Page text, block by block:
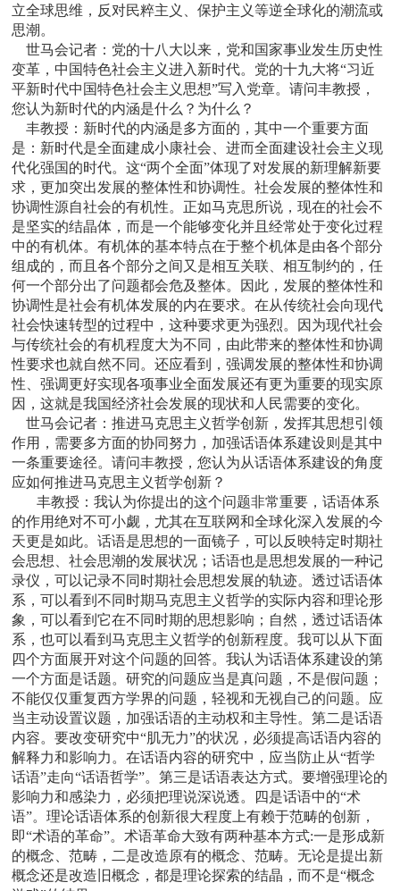
立全球思维，反对民粹主义、保护主义等逆全球化的潮流或
思潮。
世马会记者： 党的十八大以来，党和国家事业发生历史性
变革，中国特色社会主义进入新时代。党的十九大将“习近
平新时代中国特色社会主义思想”写入党章。请问丰教授，
您认为新时代的内涵是什么？为什么？
丰教授： 新时代的内涵是多方面的，其中一个重要方面
是：新时代是全面建成小康社会、进而全面建设社会主义现
代化强国的时代。这“两个全面”体现了对发展的新理解新要
求，更加突出发展的整体性和协调性。社会发展的整体性和
协调性源自社会的有机性。正如马克思所说，现在的社会不
是坚实的结晶体，而是一个能够变化并且经常处于变化过程
中的有机体。有机体的基本特点在于整个机体是由各个部分
组成的，而且各个部分之间又是相互关联、相互制约的，任
何一个部分出了问题都会危及整体。因此，发展的整体性和
协调性是社会有机体发展的内在要求。在从传统社会向现代
社会快速转型的过程中，这种要求更为强烈。因为现代社会
与传统社会的有机程度大为不同，由此带来的整体性和协调
性要求也就自然不同。还应看到，强调发展的整体性和协调
性、强调更好实现各项事业全面发展还有更为重要的现实原
因，这就是我国经济社会发展的现状和人民需要的变化。
世马会记者：推进马克思主义哲学创新，发挥其思想引领
作用，需要多方面的协同努力，加强话语体系建设则是其中
一条重要途径。请问丰教授，您认为从话语体系建设的角度
应如何推进马克思主义哲学创新？
丰教授：我认为你提出的这个问题非常重要，话语体系
的作用绝对不可小觑，尤其在互联网和全球化深入发展的今
天更是如此。话语是思想的一面镜子，可以反映特定时期社
会思想、社会思潮的发展状况；话语也是思想发展的一种记
录仪，可以记录不同时期社会思想发展的轨迹。透过话语体
系，可以看到不同时期马克思主义哲学的实际内容和理论形
象，可以看到它在不同时期的思想影响；自然，透过话语体
系，也可以看到马克思主义哲学的创新程度。我可以从下面
四个方面展开对这个问题的回答。我认为话语体系建设的第
一个方面是话题。研究的问题应当是真问题，不是假问题；
不能仅仅重复西方学界的问题，轻视和无视自己的问题。应
当主动设置议题，加强话语的主动权和主导性。第二是话语
内容。要改变研究中“肌无力”的状况，必须提高话语内容的
解释力和影响力。在话语内容的研究中，应当防止从“哲学
话语”走向“话语哲学”。第三是话语表达方式。要增强理论的
影响力和感染力，必须把理说深说透。四是话语中的“术
语”。理论话语体系的创新很大程度上有赖于范畴的创新，
即“术语的革命”。术语革命大致有两种基本方式:一是形成新
的概念、范畴，二是改造原有的概念、范畴。无论是提出新
概念还是改造旧概念，都是理论探索的结晶，而不是“概念